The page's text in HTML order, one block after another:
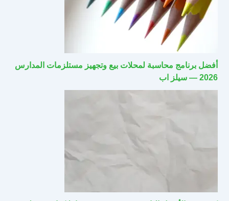
أفضل برنامج محاسبة لمحلات بيع وتجهيز مستلزمات المدارس
2026 — سيلز اب